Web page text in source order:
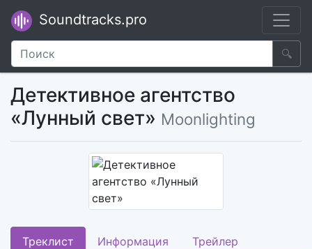
Soundtracks.pro
🔍
Детективное агентство
«Лунный свет» Moonlighting
Треклист Информация Трейлер